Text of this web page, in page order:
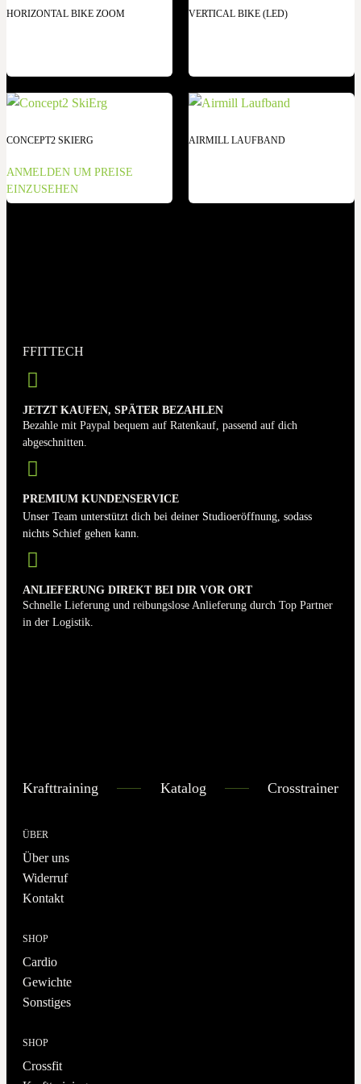
HORIZONTAL BIKE ZOOM VERTICAL BIKE (LED)
CONCEPT2 SKIERG
ANMELDEN UM PREISE
EINZUSEHEN
AIRMILL LAUFBAND
FFITTECH
JETZT KAUFEN, SPÄTER BEZAHLEN
Bezahle mit Paypal bequem auf Ratenkauf, passend auf dich
abgeschnitten.
PREMIUM KUNDENSERVICE
Unser Team unterstützt dich bei deiner Studioeröffnung, sodass
nichts Schief gehen kann.
ANLIEFERUNG DIREKT BEI DIR VOR ORT
Schnelle Lieferung und reibungslose Anlieferung durch Top Partner
in der Logistik.
Krafttraining Katalog Crosstrainer
ÜBER
Über uns
Widerruf
Kontakt
SHOP
Cardio
Gewichte
Sonstiges
SHOP
Crossfit